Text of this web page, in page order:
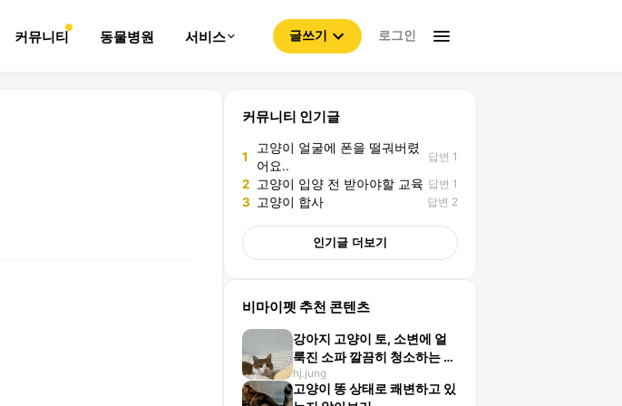
커뮤니티 동물병원 서비스 글쓰기 로그인
커뮤니티 인기글
1
고양이 얼굴에 폰을 떨궈버렸
어요..
답변 1
2 고양이 입양 전 받아야할 교육 답변 1
3 고양이 합사 답변 2
인기글 더보기
비마이펫 추천 콘텐츠
강아지 고양이 토, 소변에 얼
룩진 소파 깔끔히 청소하는 방
법
hj.jung
고양이 똥 상태로 쾌변하고 있